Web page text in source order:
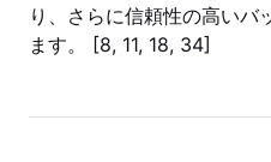
り、さらに信頼性の高いバ
ます。 [8, 11, 18, 34]